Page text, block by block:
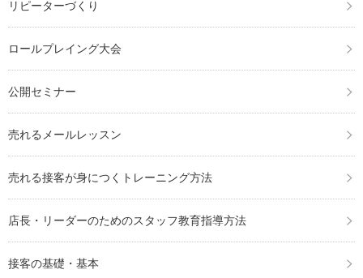
リピーターづくり
ロールプレイング大会
公開セミナー
売れるメールレッスン
売れる接客が身につくトレーニング方法
店長・リーダーのためのスタッフ教育指導方法
接客の基礎・基本